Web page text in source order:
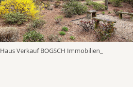
Haus Verkauf BOGSCH Immobilien_